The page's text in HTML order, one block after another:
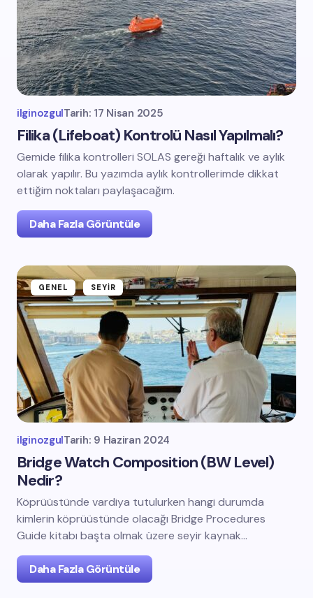
ilginozgulTarih: 17 Nisan 2025
Filika (Lifeboat) Kontrolü Nasıl Yapılmalı?
Gemide filika kontrolleri SOLAS gereği haftalık ve aylık
olarak yapılır. Bu yazımda aylık kontrollerimde dikkat
ettiğim noktaları paylaşacağım.
Daha Fazla Görüntüle
GENEL SEYIR
ilginozgulTarih: 9 Haziran 2024
Bridge Watch Composition (BW Level)
Nedir?
Köprüüstünde vardiya tutulurken hangi durumda
kimlerin köprüüstünde olacağı Bridge Procedures
Guide kitabı başta olmak üzere seyir kaynak…
Daha Fazla Görüntüle